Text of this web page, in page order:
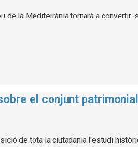
de la Mediterrània tornarà a
el conjunt
de tota la ciutadania l'estudi